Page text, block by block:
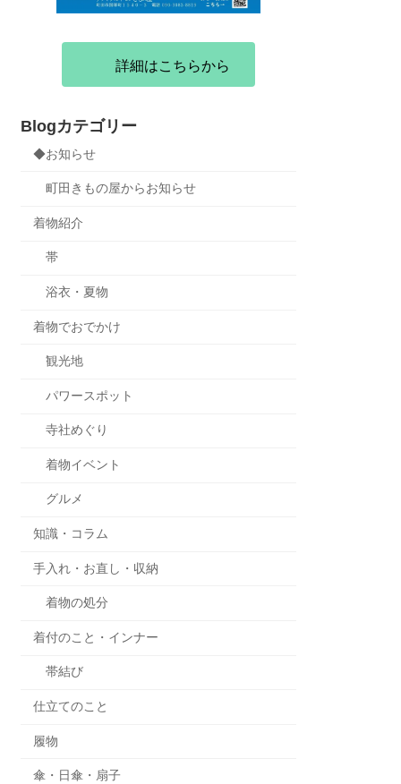
詳細はこちらから
Blogカテゴリー
◆お知らせ
町田きもの屋からお知らせ
着物紹介
帯
浴衣・夏物
着物でおでかけ
観光地
パワースポット
寺社めぐり
着物イベント
グルメ
知識・コラム
手入れ・お直し・収納
着物の処分
着付のこと・インナー
帯結び
仕立てのこと
履物
傘・日傘・扇子